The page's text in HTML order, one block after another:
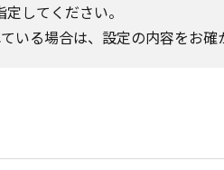
してください。
いる場合は、設定の内容をお